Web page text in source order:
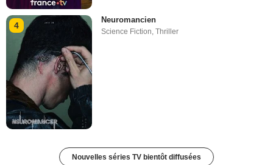
4
Neuromancien
Science Fiction ,Thriller
Nouvelles séries TV bientôt diffusées